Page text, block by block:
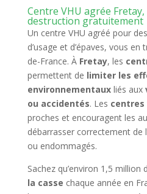
Centre VHU agrée
destruction gratuitement
Un centre VHU agréé pour
d’usage et d’épaves, vous
de-France. À Fretay, les
permettent de limiter les
environnementauxliés aux
ou accidentés. Les centres
proches et encouragent les
débarrasser correctement de
ou endommagés.
Sachez qu’environ 1,5
la casse chaque année en